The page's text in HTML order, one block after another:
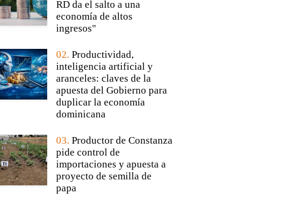
RD da el salto a una
economía de altos
ingresos"
02. Productividad,
inteligencia artificial y
aranceles: claves de la
apuesta del Gobierno para
duplicar la economía
dominicana
03. Productor de Constanza
pide control de
importaciones y apuesta a
proyecto de semilla de
papa